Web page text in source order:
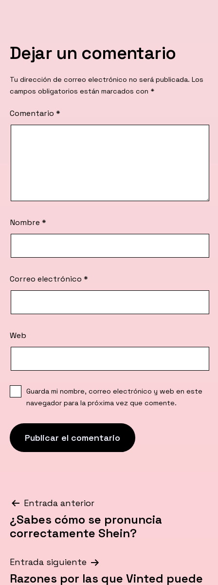
Dejar un comentario
Tu dirección de correo electrónico no será publicada. Los
campos obligatorios están marcados con *
Comentario *
Nombre *
Correo electrónico *
Web
Guarda mi nombre, correo electrónico y web en este
navegador para la próxima vez que comente.
Navegación
de
Entrada anterior
¿Sabes cómo se pronuncia
correctamente Shein?
Entrada siguiente
Razones por las que Vinted puede